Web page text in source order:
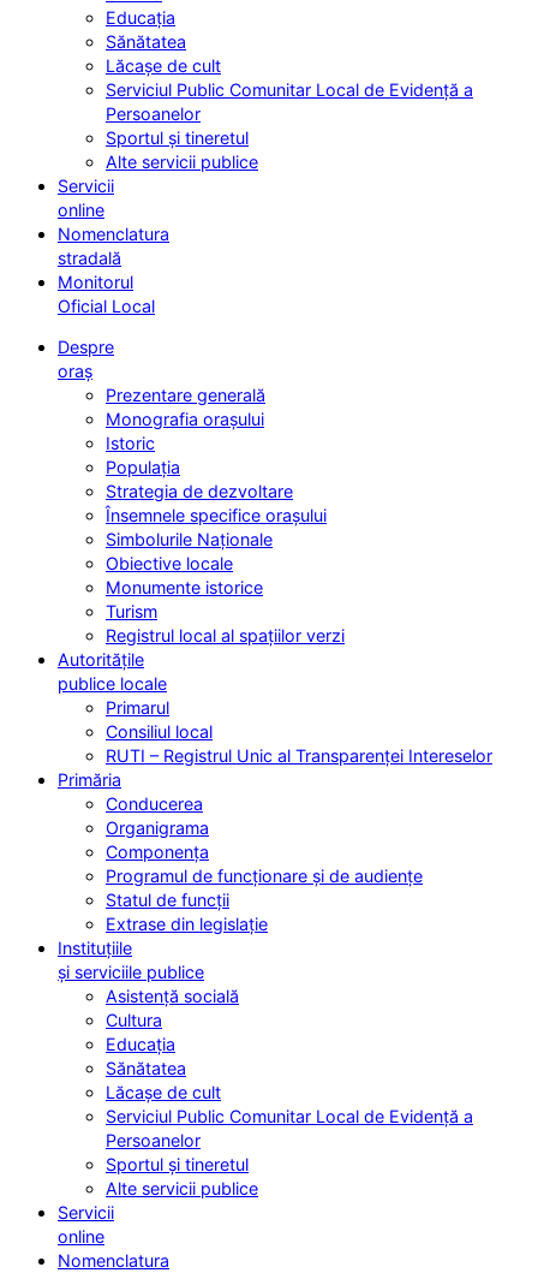
Educația
Sănătatea
Lăcașe de cult
Serviciul Public Comunitar Local de Evidență a
Persoanelor
Sportul și tineretul
Alte servicii publice
Servicii
online
Nomenclatura
stradală
Monitorul
Oficial Local
Despre
oraș
Prezentare generală
Monografia orașului
Istoric
Populația
Strategia de dezvoltare
Însemnele specifice orașului
Simbolurile Naționale
Obiective locale
Monumente istorice
Turism
Registrul local al spațiilor verzi
Autoritățile
publice locale
Primarul
Consiliul local
RUTI – Registrul Unic al Transparenței Intereselor
Primăria
Conducerea
Organigrama
Componența
Programul de funcționare și de audiențe
Statul de funcții
Extrase din legislație
Instituțiile
și serviciile publice
Asistență socială
Cultura
Educația
Sănătatea
Lăcașe de cult
Serviciul Public Comunitar Local de Evidență a
Persoanelor
Sportul și tineretul
Alte servicii publice
Servicii
online
Nomenclatura